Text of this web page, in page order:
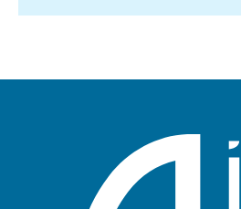
internationales et d'événements à